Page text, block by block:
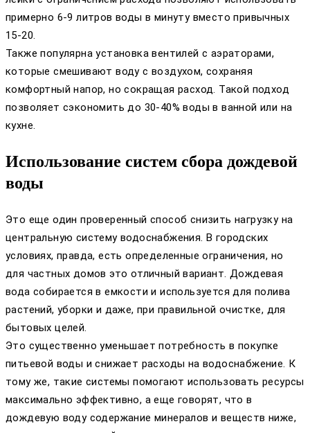
примерно 6-9 литров воды в минуту вместо привычных
15-20.
Также популярна установка вентилей с аэраторами,
которые смешивают воду с воздухом, сохраняя
комфортный напор, но сокращая расход. Такой подход
позволяет сэкономить до 30-40% воды в ванной или на
кухне.
Использование систем сбора дождевой
воды
Это еще один проверенный способ снизить нагрузку на
центральную систему водоснабжения. В городских
условиях, правда, есть определенные ограничения, но
для частных домов это отличный вариант. Дождевая
вода собирается в емкости и используется для полива
растений, уборки и даже, при правильной очистке, для
бытовых целей.
Это существенно уменьшает потребность в покупке
питьевой воды и снижает расходы на водоснабжение. К
тому же, такие системы помогают использовать ресурсы
максимально эффективно, а еще говорят, что в
дождевую воду содержание минералов и веществ ниже,